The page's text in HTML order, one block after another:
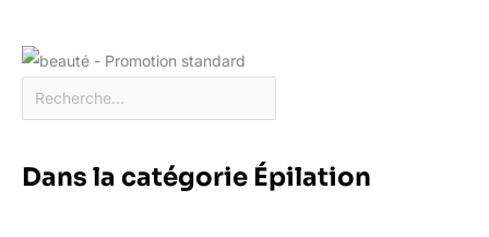
Dans la catégorie Épilation